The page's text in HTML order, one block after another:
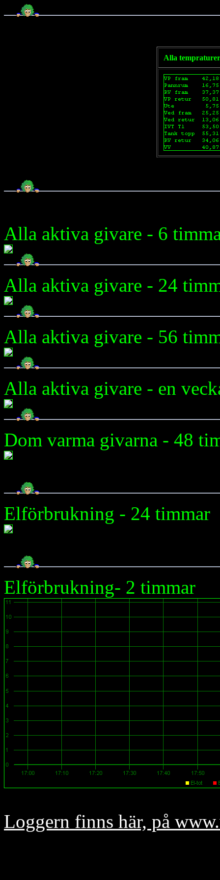
Alla
Alla aktiva givare - 6
Alla aktiva givare - 24
Alla aktiva givare - 56
Alla aktiva givare - en
Dom varma givarna - 48
Elförbrukning - 24 timmar
Elförbrukning- 2 timmar
Loggern finns här, på